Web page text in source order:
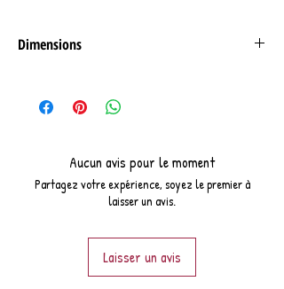
Dimensions
Hauteur : 40 cm
Profondeur : 40 cm
Aucun avis pour le moment
Partagez votre expérience, soyez le premier à
laisser un avis.
Laisser un avis